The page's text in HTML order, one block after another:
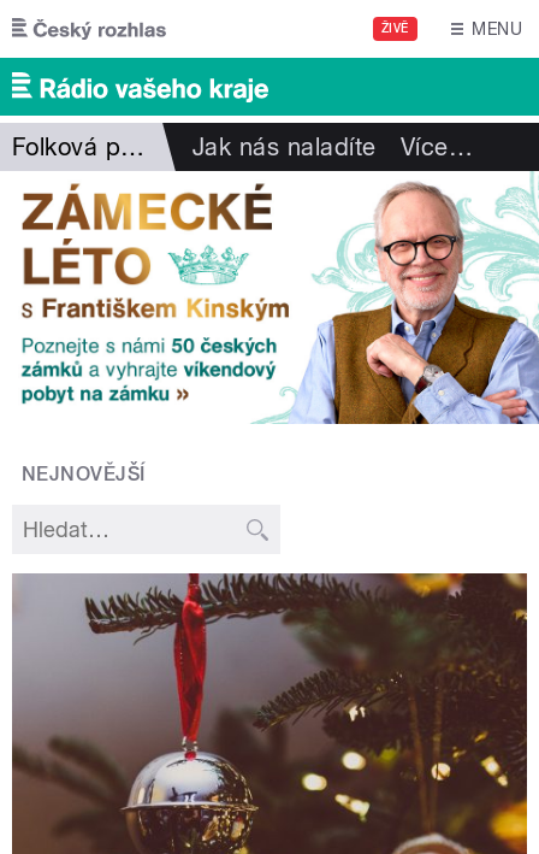
Přejít k hlavnímu obsahu
ŽIVĚ MENU
Folková pohlazení Jak nás naladíte Více…
NEJNOVĚJŠÍ